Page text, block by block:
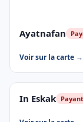
Ayatnafan
Voir sur la carte →
In Eskak Payant